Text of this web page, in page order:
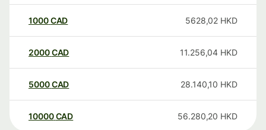
1000CAD 5628,02 HKD
2000CAD 11.256,04 HKD
5000CAD 28.140,10 HKD
10000 CAD 56.280,20 HKD